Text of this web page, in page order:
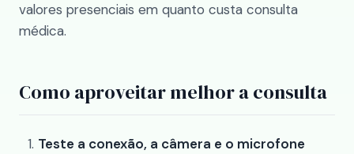
valores presenciais em quanto custa consulta
médica.
Como aproveitar melhor a consulta
Teste a conexão, a câmera e o microfone